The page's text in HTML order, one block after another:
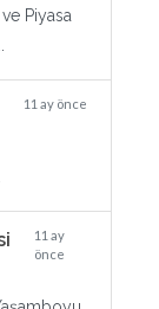
Piyasa
11 ay önce
11 ay
önce